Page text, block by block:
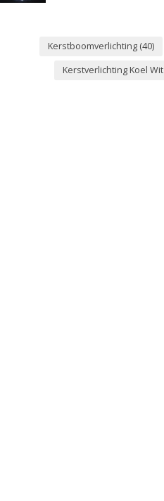
Kerstboomverlichting (40)
Kerstverlichting Koel Wit